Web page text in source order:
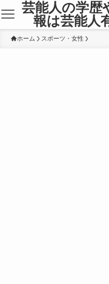
芸能人の学歴
報は芸能人
ホーム スポーツ・女性